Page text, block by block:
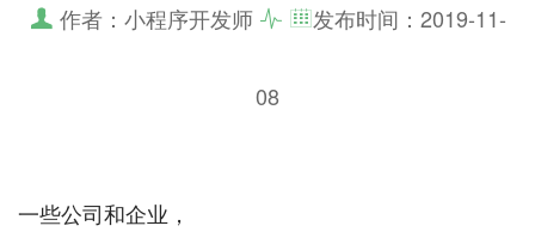
作者：小程序开发师 发布时间： 2019-11-
08
一些公司和企业，